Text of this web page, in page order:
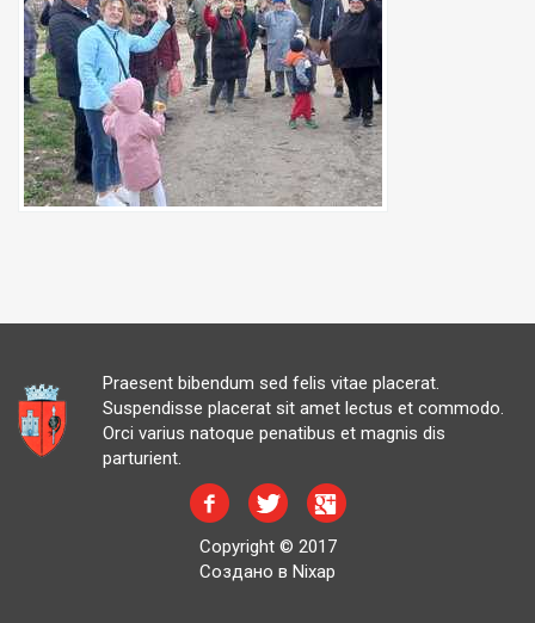
Praesent bibendum sed felis vitae placerat.
Suspendisse placerat sit amet lectus et commodo.
Orci varius natoque penatibus et magnis dis
parturient.
Copyright © 2017
Создано в Nixap